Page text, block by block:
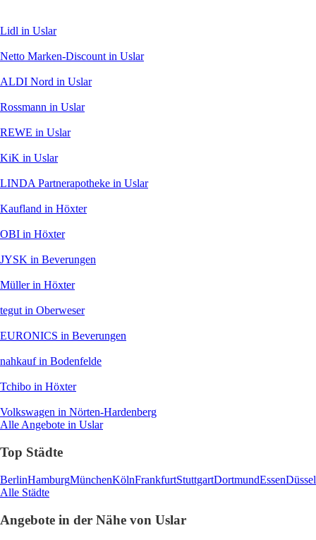
Lidl in Uslar
Netto Marken-Discount in Uslar
ALDI Nord in Uslar
Rossmann in Uslar
REWE in Uslar
KiK in Uslar
LINDA Partnerapotheke in Uslar
Kaufland in Höxter
OBI in Höxter
JYSK in Beverungen
Müllerin Höxter
tegut in Oberweser
EURONICS in Beverungen
nahkaufin Bodenfelde
Tchibo in Höxter
Volkswagen in Nörten-Hardenberg
Alle Angebote in Uslar
Top Städte
BerlinHamburgMünchenKölnFrankfurtStuttgartDortmundEssen
Alle Städte
Angebote in der Nähe von Uslar